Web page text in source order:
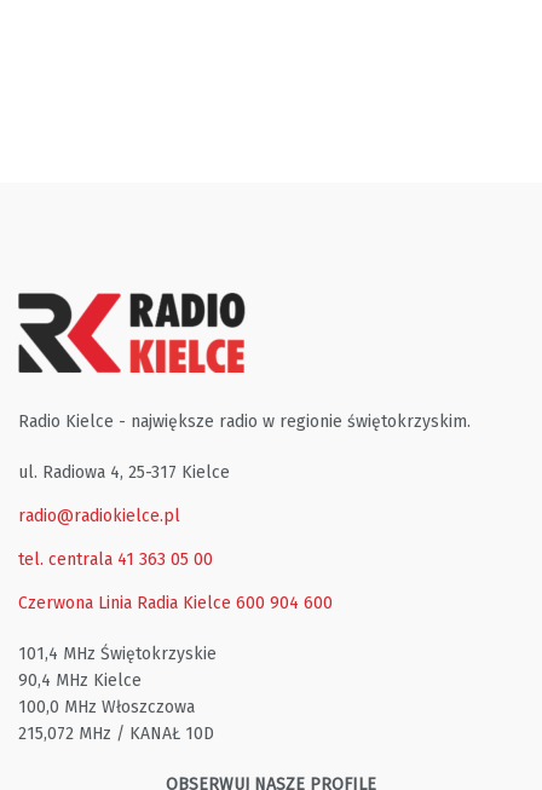
Radio Kielce - największe radio w regionie świętokrzyskim.
ul. Radiowa 4, 25-317 Kielce
radio@radiokielce.pl
tel. centrala 41 363 05 00
Czerwona Linia Radia Kielce 600 904 600
101,4 MHz Świętokrzyskie
90,4 MHz Kielce
100,0 MHz Włoszczowa
215,072 MHz / KANAŁ 10D
OBSERWUJ NASZE PROFILE